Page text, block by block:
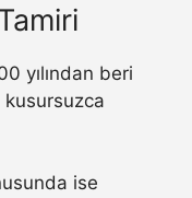
yılından beri
kusursuzca
ise